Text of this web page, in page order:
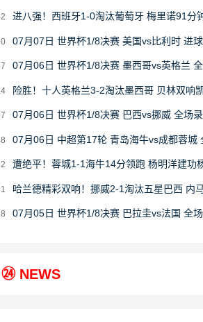
进八强！西班牙1-0淘汰葡萄牙 梅里诺91分
07月07日 世界杯1/8决赛 美国vs比利时 进球
07月06日 世界杯1/8决赛 墨西哥vs英格兰
险胜！十人英格兰3-2淘汰墨西哥 贝林双响
07月06日 世界杯1/8决赛 巴西vs挪威 全场
07月06日 中超第17轮 青岛海牛vs成都蓉城
遭绝平！蓉城1-1海牛14分领跑 杨明洋建功
哈兰德精彩双响！挪威2-1淘汰五星巴西 内
07月05日 世界杯1/8决赛 巴拉圭vs法国 全
NEWS